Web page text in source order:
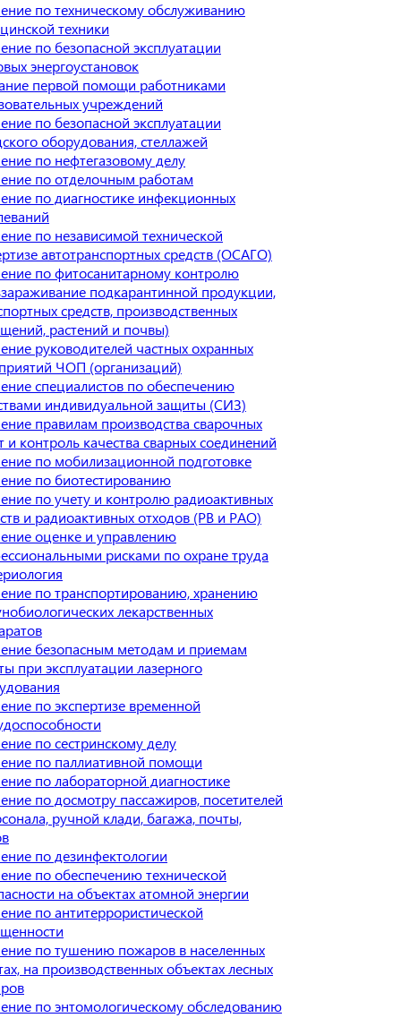
по техническому обслуживанию
техники
по безопасной эксплуатации
энергоустановок
первой помощи работниками
учреждений
по безопасной эксплуатации
оборудования, стеллажей
по нефтегазовому делу
по отделочным работам
по диагностике инфекционных
по независимой технической
автотранспортных средств (ОСАГО)
по фитосанитарному контролю
подкарантинной продукции,
средств, производственных
растений и почвы)
руководителей частных охранных
ЧОП (организаций)
специалистов по обеспечению
индивидуальной защиты (СИЗ)
правилам производства сварочных
и контроль качества сварных соединений
по мобилизационной подготовке
по биотестированию
по учету и контролю радиоактивных
и радиоактивных отходов (РВ и РАО)
оценке и управлению
рисками по охране труда
по транспортированию, хранению
лекарственных
безопасным методам и приемам
при эксплуатации лазерного
по экспертизе временной
по сестринскому делу
по паллиативной помощи
по лабораторной диагностике
по досмотру пассажиров, посетителей
ручной клади, багажа, почты,
по дезинфектологии
по обеспечению технической
на объектах атомной энергии
по антитеррористической
по тушению пожаров в населенных
на производственных объектах лесных
по энтомологическому обследованию